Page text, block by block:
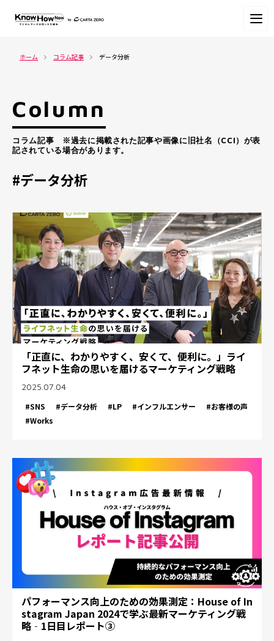
ホーム コラム記事 データ分析
Column
コラム記事 ※過去に掲載された記事や画像に旧社名（CCI）が表
記されている場合があります。
#データ分析
「正直に、わかりやすく、安くて、便利に。」ライ
フネット生命の思いを届けるマーケティング戦略
2025.07.04
#SNS
#データ分析 #LP #インフルエンサー
#お客様の声
#Works
パフォーマンス向上のための効果測定：House of In
stagram Japan 2024で学ぶ最新マーケティング戦
略‐1日目レポート③